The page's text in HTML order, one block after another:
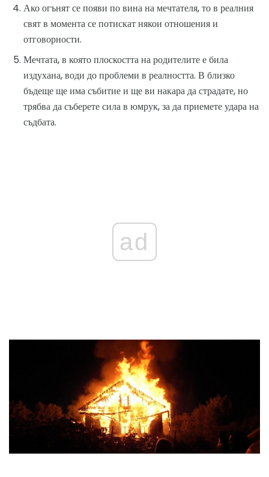
Ако огънят се появи по вина на мечтателя, то в реалния
свят в момента се потискат някои отношения и
отговорности.
Мечтата, в която плоскостта на родителите е била
издухана, води до проблеми в реалността. В близко
бъдеще ще има събитие и ще ви накара да страдате, но
трябва да съберете сила в юмрук, за да приемете удара на
съдбата.
ad